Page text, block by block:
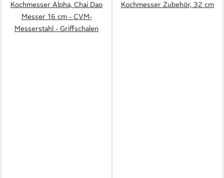
Kochmesser Alpha, Chai Dao
Messer 16 cm - CVM-
Messerstahl - Griffschalen
Kochmesser Zubehör, 32 cm